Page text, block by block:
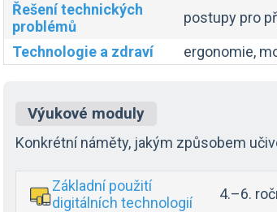
Řešení technických
problémů
postupy pro
Technologie a zdraví
ergonomie,
Výukové moduly
Konkrétní náměty, jakým způsobem
Základní použití
digitálních technologií
4.–6.